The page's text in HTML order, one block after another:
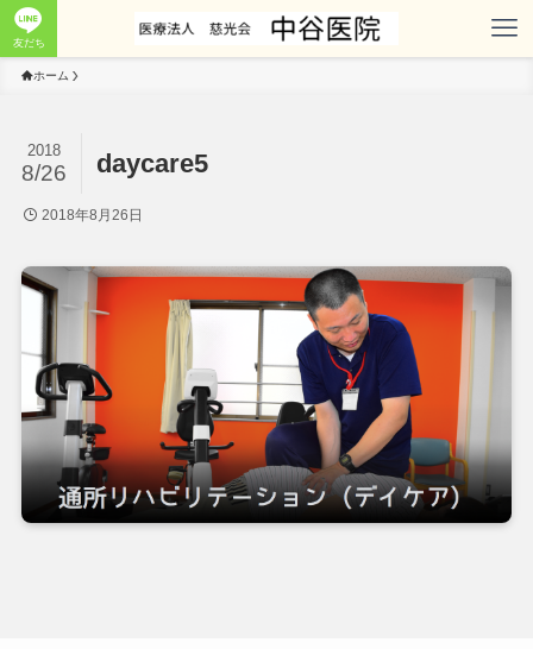
友だち
ホーム
daycare5
2018
8/26
2018年8月26日